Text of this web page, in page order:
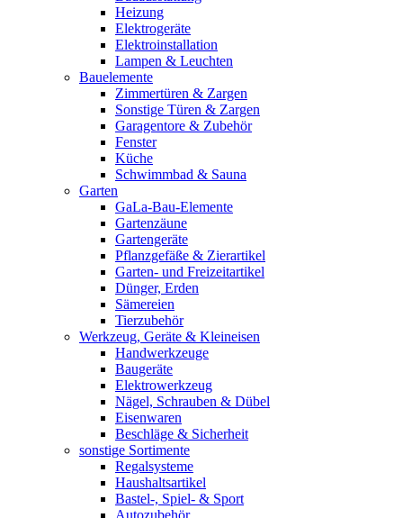
Heizung
Elektrogeräte
Elektroinstallation
Lampen & Leuchten
Bauelemente
Zimmertüren & Zargen
Sonstige Türen & Zargen
Garagentore & Zubehör
Fenster
Küche
Schwimmbad & Sauna
Garten
GaLa-Bau-Elemente
Gartenzäune
Gartengeräte
Pflanzgefäße & Zierartikel
Garten- und Freizeitartikel
Dünger, Erden
Sämereien
Tierzubehör
Werkzeug, Geräte & Kleineisen
Handwerkzeuge
Baugeräte
Elektrowerkzeug
Nägel, Schrauben & Dübel
Eisenwaren
Beschläge & Sicherheit
sonstige Sortimente
Regalsysteme
Haushaltsartikel
Bastel-, Spiel- & Sport
Autozubehör